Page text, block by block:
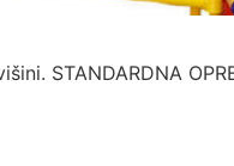
STANDARDNA